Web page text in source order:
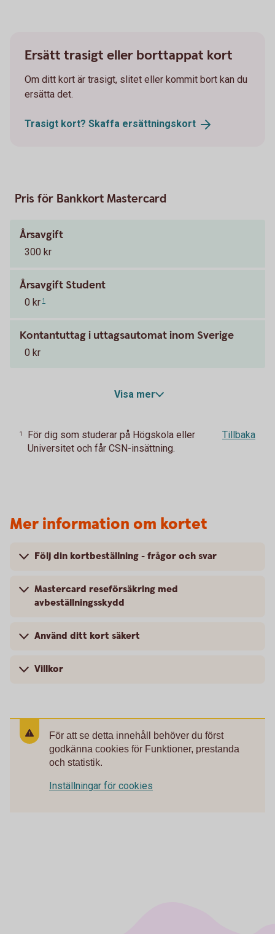
Ersätt trasigt eller borttappat kort
Om ditt kort är trasigt, slitet eller kommit bort kan du
ersätta det.
Trasigt kort? Skaffa ersättningskort
Pris för Bankkort Mastercard
Årsavgift
300 kr
Årsavgift Student
0 kr 1
Kontantuttag i uttagsautomat inom Sverige
0 kr
Visa mer
1
För dig som studerar på Högskola eller
Universitet och får CSN-insättning.
Tillbaka
Mer information om kortet
Följ din kortbeställning - frågor och svar
Mastercard reseförsäkring med
avbeställningsskydd
Använd ditt kort säkert
Villkor
För att se detta innehåll behöver du först
godkänna cookies för Funktioner, prestanda
och statistik.
Inställningar för cookies